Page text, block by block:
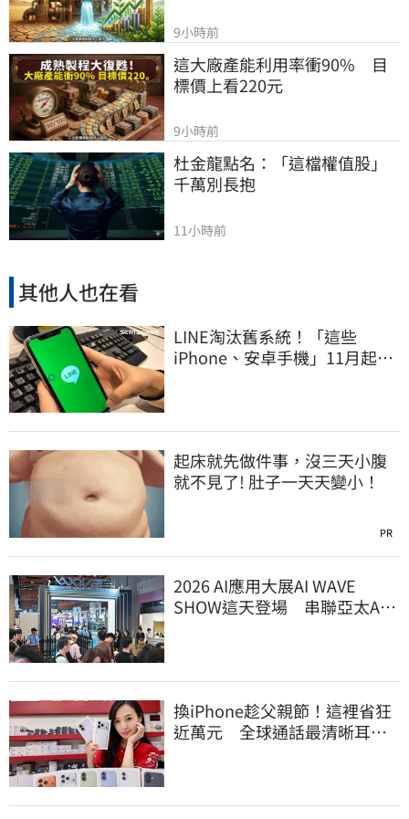
9小時前
這大廠產能利用率衝90%　目
標價上看220元
9小時前
杜金龍點名：「這檔權值股」
千萬別長抱
11小時前
其他人也在看
LINE淘汰舊系統！「這些
iPhone、安卓手機」11月起無
起床就先做件事，沒三天小腹
就不見了! 肚子一天天變小！
PR
2026 AI應用大展AI WAVE
SHOW這天登場 串聯亞太AI
換iPhone趁父親節！這裡省狂
近萬元 全球通話最清晰耳機